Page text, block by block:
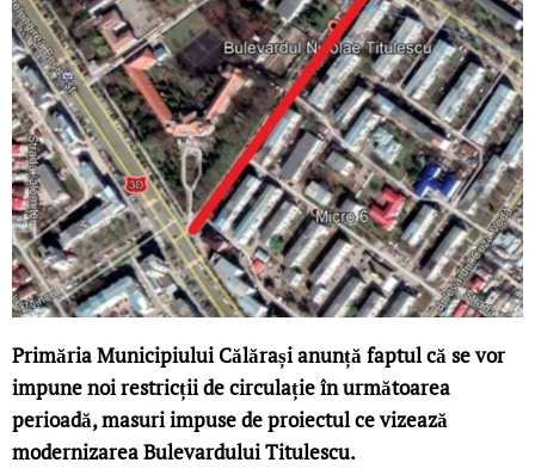
Primăria Municipiului Călărași anunță faptul că se vor
impune noi restricții de circulație în următoarea
perioadă, masuri impuse de proiectul ce vizează
modernizarea Bulevardului Titulescu.